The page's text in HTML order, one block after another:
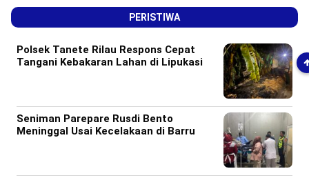
PERISTIWA
Polsek Tanete Rilau Respons Cepat
Tangani Kebakaran Lahan di Lipukasi
Seniman Parepare Rusdi Bento
Meninggal Usai Kecelakaan di Barru